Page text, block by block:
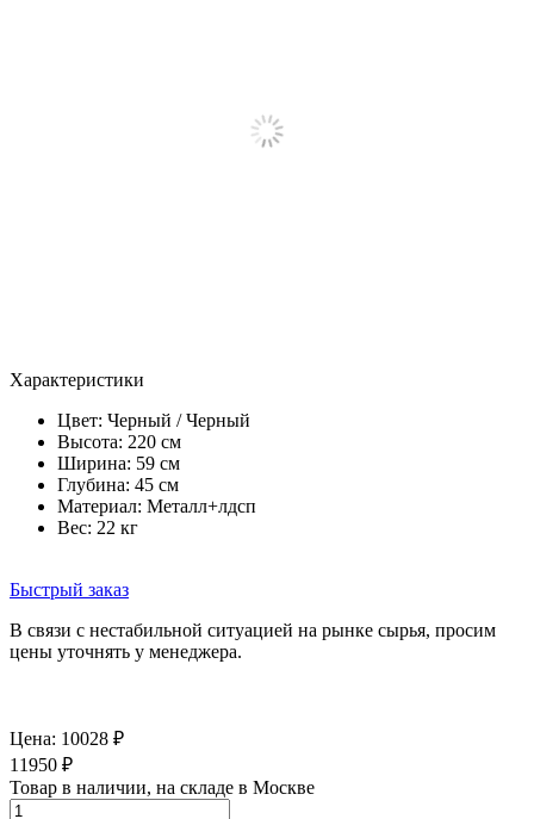
Характеристики
Цвет: Черный / Черный
Высота: 220 см
Ширина: 59 см
Глубина: 45 см
Материал: Металл+лдсп
Вес: 22 кг
Быстрый заказ
В связи с нестабильной ситуацией на рынке сырья, просим
цены уточнять у менеджера.
Цена: 10028 ₽
11950 ₽
Товар в наличии, на складе в Москве